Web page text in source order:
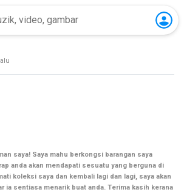
saya! Saya mahu berkongsi barangan saya
anda akan mendapati sesuatu yang berguna di
koleksi saya dan kembali lagi dan lagi, saya akan
ia sentiasa menarik buat anda. Terima kasih kerana